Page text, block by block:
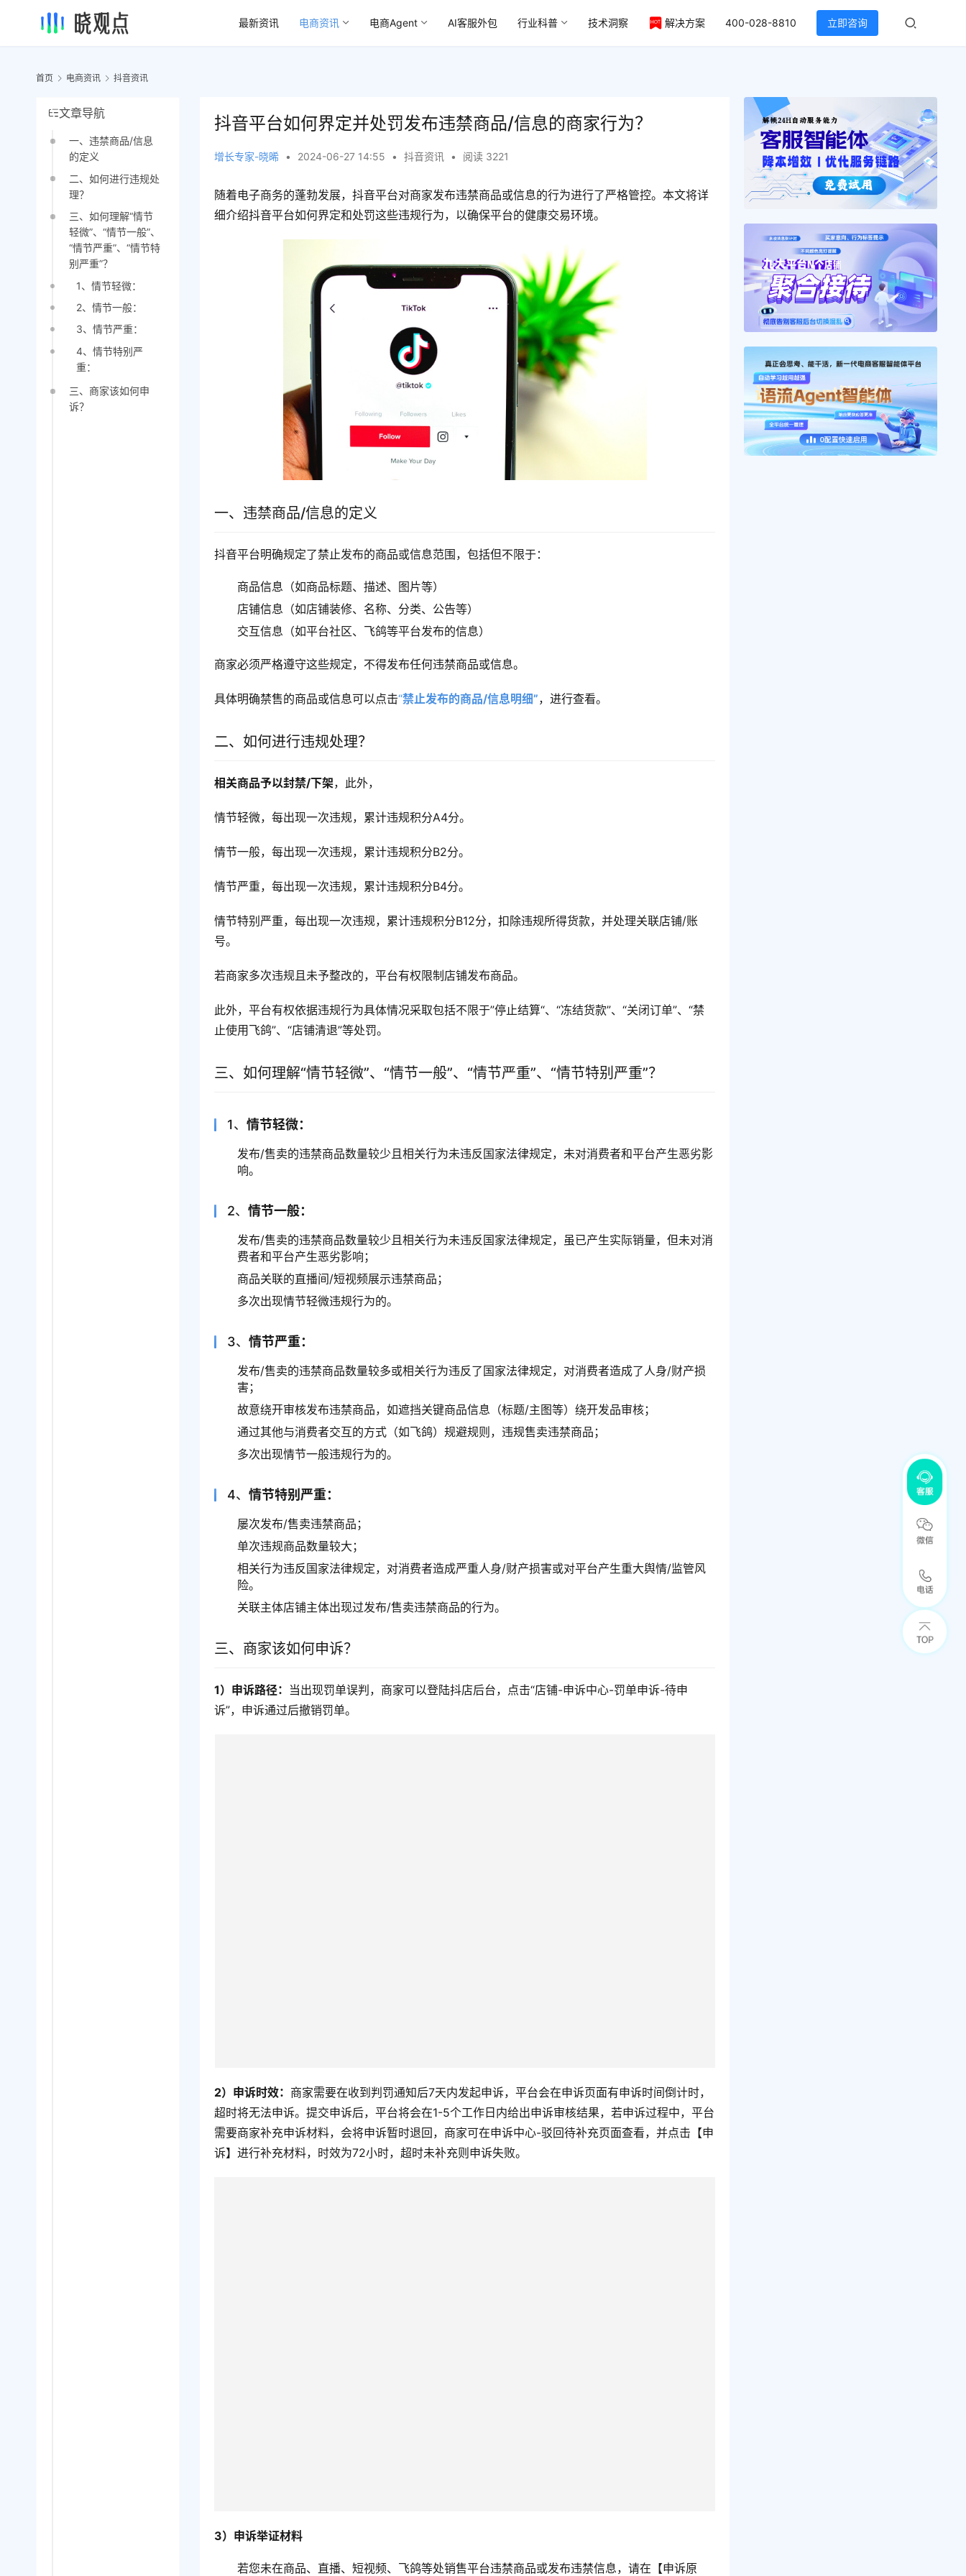
最新资讯 电商资讯 电商Agent AI客服外包 行业科普 技术洞察 解决方案 400-028-8810 立即咨询
首页 电商资讯 抖音资讯
文章导航
一、违禁商品/信息
的定义
二、如何进行违规处
理？
三、如何理解“情节
轻微”、“情节一般”、
“情节严重”、“情节特
别严重”？
1、情节轻微：
2、情节一般：
3、情节严重：
4、情节特别严
重：
三、商家该如何申
诉？
抖音平台如何界定并处罚发布违禁商品/信息的商家行为？
增长专家-晓晞 • 2024-06-27 14:55 • 抖音资讯 • 阅读 3221
随着电子商务的蓬勃发展，抖音平台对商家发布违禁商品或信息的行为进行了严格管控。本文将详
细介绍抖音平台如何界定和处罚这些违规行为，以确保平台的健康交易环境。
一、违禁商品/信息的定义
抖音平台明确规定了禁止发布的商品或信息范围，包括但不限于：
商品信息（如商品标题、描述、图片等）
店铺信息（如店铺装修、名称、分类、公告等）
交互信息（如平台社区、飞鸽等平台发布的信息）
商家必须严格遵守这些规定，不得发布任何违禁商品或信息。
具体明确禁售的商品或信息可以点击“禁止发布的商品/信息明细”，进行查看。
二、如何进行违规处理？
相关商品予以封禁/下架，此外，
情节轻微，每出现一次违规，累计违规积分A4分。
情节一般，每出现一次违规，累计违规积分B2分。
情节严重，每出现一次违规，累计违规积分B4分。
情节特别严重，每出现一次违规，累计违规积分B12分，扣除违规所得货款，并处理关联店铺/账
号。
若商家多次违规且未予整改的，平台有权限制店铺发布商品。
此外，平台有权依据违规行为具体情况采取包括不限于”停止结算“、“冻结货款”、“关闭订单”、“禁
止使用飞鸽”、“店铺清退”等处罚。
三、如何理解“情节轻微”、“情节一般”、“情节严重”、“情节特别严重”？
1、情节轻微：
发布/售卖的违禁商品数量较少且相关行为未违反国家法律规定，未对消费者和平台产生恶劣影
响。
2、情节一般：
发布/售卖的违禁商品数量较少且相关行为未违反国家法律规定，虽已产生实际销量，但未对消
费者和平台产生恶劣影响；
商品关联的直播间/短视频展示违禁商品；
多次出现情节轻微违规行为的。
3、情节严重：
发布/售卖的违禁商品数量较多或相关行为违反了国家法律规定，对消费者造成了人身/财产损
害；
故意绕开审核发布违禁商品，如遮挡关键商品信息（标题/主图等）绕开发品审核；
通过其他与消费者交互的方式（如飞鸽）规避规则，违规售卖违禁商品；
多次出现情节一般违规行为的。
4、情节特别严重：
屡次发布/售卖违禁商品；
单次违规商品数量较大；
相关行为违反国家法律规定，对消费者造成严重人身/财产损害或对平台产生重大舆情/监管风
险。
关联主体店铺主体出现过发布/售卖违禁商品的行为。
三、商家该如何申诉？
1）申诉路径： 当出现罚单误判，商家可以登陆抖店后台，点击“店铺-申诉中心-罚单申诉-待申
诉”，申诉通过后撤销罚单。
2）申诉时效： 商家需要在收到判罚通知后7天内发起申诉，平台会在申诉页面有申诉时间倒计时，
超时将无法申诉。提交申诉后，平台将会在1-5个工作日内给出申诉审核结果，若申诉过程中，平台
需要商家补充申诉材料，会将申诉暂时退回，商家可在申诉中心-驳回待补充页面查看，并点击【申
诉】进行补充材料，时效为72小时，超时未补充则申诉失败。
3）申诉举证材料
若您未在商品、直播、短视频、飞鸽等处销售平台违禁商品或发布违禁信息，请在【申诉原